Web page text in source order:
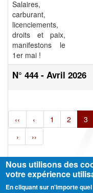
Salaires,
carburant,
licenciements,
droits et paix,
manifestons le
1er mai !
N° 444 - Avril 2026
‹‹ ‹ 1 2 3
›
››
Nous utilisons des
votre expérience
En cliquant sur n'importe